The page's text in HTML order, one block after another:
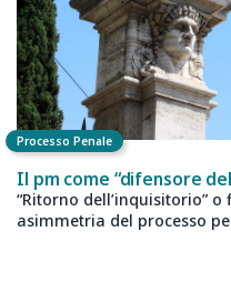
Processo Penale
Il pm come “difensore
“Ritorno dell’inquisitorio” o
asimmetria del processo